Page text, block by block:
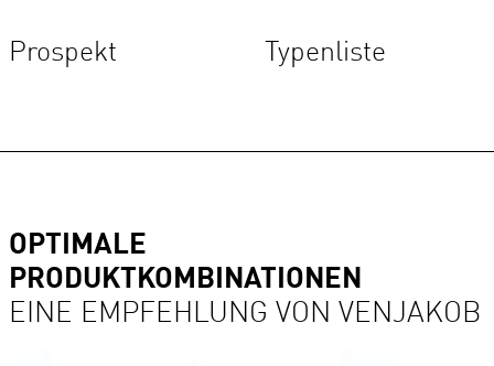
Prospekt Typenliste
OPTIMALE
PRODUKTKOMBINATIONEN
EINE EMPFEHLUNG VON VENJAKOB